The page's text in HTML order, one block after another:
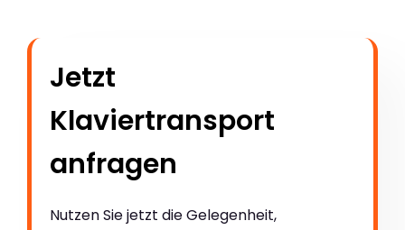
Jetzt
Klaviertransport
anfragen
Nutzen Sie jetzt die Gelegenheit,